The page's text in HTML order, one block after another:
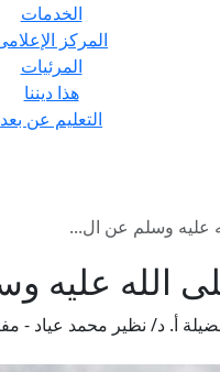
الخدمات
المركز
المرئيات
هذا ديننا
التعليم عن بعد
عليه وسلم عن ال...
الله عليه
أ. د/ نظير محمد عياد -